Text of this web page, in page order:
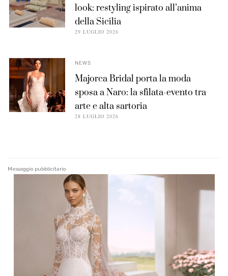
look: restyling ispirato all’anima
della Sicilia
29 LUGLIO 2026
NEWS
Majorca Bridal porta la moda
sposa a Naro: la sfilata-evento tra
arte e alta sartoria
28 LUGLIO 2026
Messaggio pubblicitario